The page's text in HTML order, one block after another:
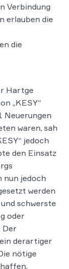
Verbindung
erlauben die
die
Hartge
„KESY“
Neuerungen
waren, sah
jedoch
den Einsatz
nun jedoch
werden
schwerste
oder
Der
derartiger
nötige